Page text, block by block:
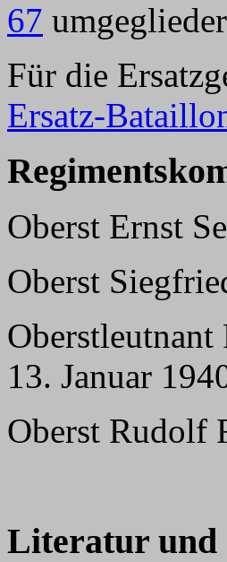
67
Für die
Ersatz-
Oberst Ernst
Oberst
13. Januar
Oberst Rudolf
Literatur und